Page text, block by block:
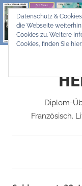
Zum
Inhalt
springen
Diplom-
Französisch.
Datenschutz &
die Webseite
Cookies zu. Weitere
Cookies, finden Sie hier: